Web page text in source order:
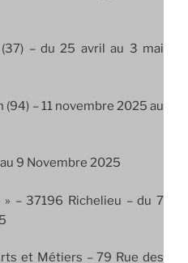
– du 25 avril au 3 mai
– 11 novembre 2025 au
au 9 Novembre 2025
– 37196 Richelieu – du 7
et Métiers – 79 Rue des